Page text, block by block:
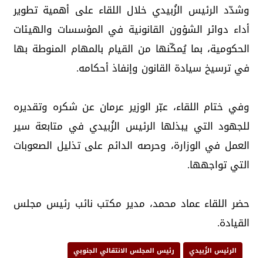
وشدّد الرئيس الزُبيدي خلال اللقاء على أهمية تطوير
أداء دوائر الشؤون القانونية في المؤسسات والهيئات
الحكومية، بما يُمكّنها من القيام بالمهام المنوطة بها
في ترسيخ سيادة القانون وإنفاذ أحكامه.
وفي ختام اللقاء، عبّر الوزير عرمان عن شكره وتقديره
للجهود التي يبذلها الرئيس الزُبيدي في متابعة سير
العمل في الوزارة، وحرصه الدائم على تذليل الصعوبات
التي تواجهها.
حضر اللقاء عماد محمد، مدير مكتب نائب رئيس مجلس
القيادة.
الرئيس الزُبيدي
رئيس المجلس الانتقالي الجنوبي